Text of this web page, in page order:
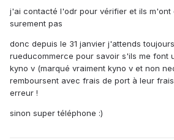
j'ai contacté l'odr pour vérifier et ils m'ont
surement pas
donc depuis le 31 janvier j'attends
rueducommerce pour savoir s'ils me font
kyno v (marqué vraiment kyno v et non
remboursent avec frais de port à leur
erreur !
sinon super téléphone :)